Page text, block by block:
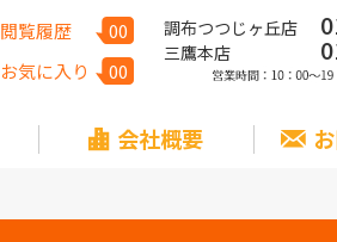
閲覧履歴
00
お気に入り
00
調布つつじヶ丘店
三鷹本店
会社概要